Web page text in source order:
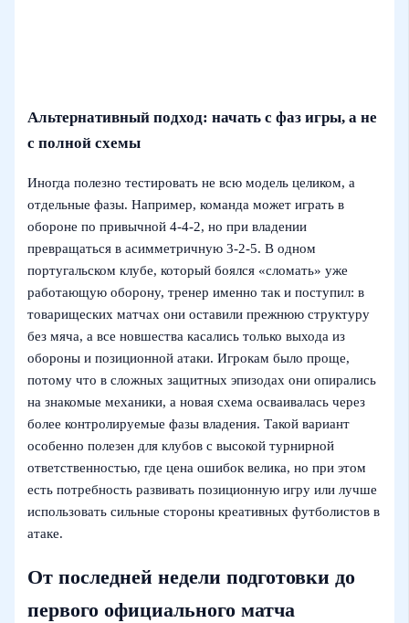
Альтернативный подход: начать с фаз игры, а не
с полной схемы
Иногда полезно тестировать не всю модель целиком, а
отдельные фазы. Например, команда может играть в
обороне по привычной 4-4-2, но при владении
превращаться в асимметричную 3-2-5. В одном
португальском клубе, который боялся «сломать» уже
работающую оборону, тренер именно так и поступил: в
товарищеских матчах они оставили прежнюю структуру
без мяча, а все новшества касались только выхода из
обороны и позиционной атаки. Игрокам было проще,
потому что в сложных защитных эпизодах они опирались
на знакомые механики, а новая схема осваивалась через
более контролируемые фазы владения. Такой вариант
особенно полезен для клубов с высокой турнирной
ответственностью, где цена ошибок велика, но при этом
есть потребность развивать позиционную игру или лучше
использовать сильные стороны креативных футболистов в
атаке.
От последней недели подготовки до
первого официального матча